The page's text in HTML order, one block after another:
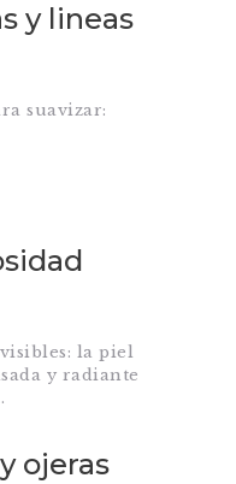
y lineas
suavizar:
la piel
y radiante
ojeras